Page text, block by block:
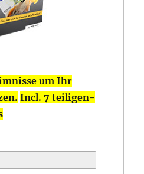
um Ihr
Incl. 7 teiligen-